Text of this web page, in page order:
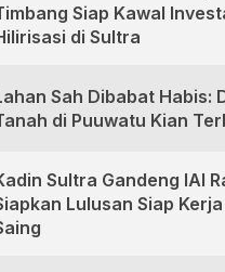
Siap Kawal
di Sultra
Sah Dibabat Habis:
di Puuwatu Kian
Sultra Gandeng IAI
Lulusan Siap